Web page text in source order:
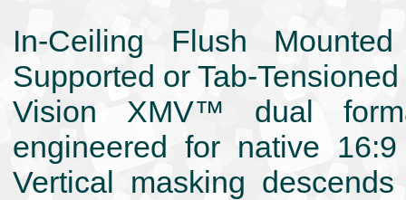
In-Ceiling Flush
Supported or Tab-
Vision XMV™ dual
engineered for native
Vertical masking